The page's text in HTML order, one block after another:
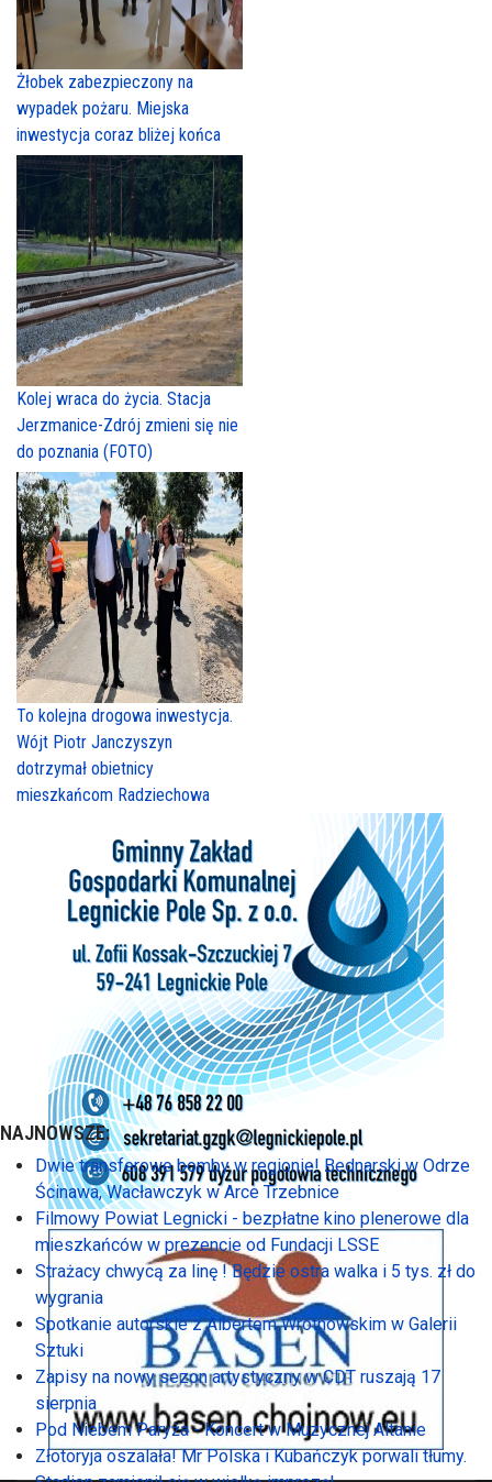
Żłobek zabezpieczony na
wypadek pożaru. Miejska
inwestycja coraz bliżej końca
Kolej wraca do życia. Stacja
Jerzmanice-Zdrój zmieni się nie
do poznania (FOTO)
To kolejna drogowa inwestycja.
Wójt Piotr Janczyszyn
dotrzymał obietnicy
mieszkańcom Radziechowa
NAJNOWSZE:
Dwie transferowe bomby w regionie! Bednarski w Odrze
Ścinawa, Wacławczyk w Arce Trzebnice
Filmowy Powiat Legnicki - bezpłatne kino plenerowe dla
mieszkańców w prezencie od Fundacji LSSE
Strażacy chwycą za linę ! Będzie ostra walka i 5 tys. zł do
wygrania
Spotkanie autorskie z Albertem Wrotnowskim w Galerii
Sztuki
Zapisy na nowy sezon artystyczny w CDT ruszają 17
sierpnia
Pod Niebem Paryża - Koncert w Muzycznej Altanie
Złotoryja oszalała! Mr Polska i Kubańczyk porwali tłumy.